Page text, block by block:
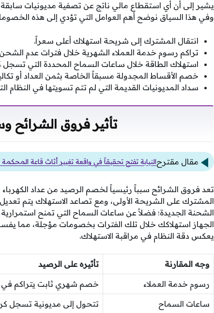
يشير إلى أن أي استقطاع مالي ناتج عن تصفية مديونيات سابقة
وفي هذا السياق نوضح أهم العوامل التي تؤدي إلى هذه
انتقال المشترك إلى شريحة استهلاك أعلى سعراً.
تراكم رسوم خدمة العملاء الشهرية خلال فترات عدم
استهلاك الطاقة خلال ساعات السماح المحددة التي
خصم الأقساط المجدولة مسبقاً الخاصة بثمن العداد أو
سداد المديونيات القديمة التي لم تتم تسويتها في النظام
تأثير فروق الشرائح
مقال مقترحالنيابة تفتح تحقيقاً في واقعة تغيير أثاث قاعة
تعد فروق الشرائح سبباً رئيسياً لخصم الرصيد من عداد الكهرباء
المشترك على الشريحة الأولى، ومع تصاعد الاستهلاك يتم تعديل
الشحنة الجديدة؛ فضلاً عن ساعات السماح التي تمنح
الجهاز استهلاكك خلال تلك الفترات بخصومات مؤجلة، مما
يعكس دقة النظام في مراقبة الاستهلاك.
وجه المقارنة تأثيره على الرصيد
رسوم خدمة العملاء خصم شهري ثابت يتراكم
ساعات السماح تتحول إلى مديونية تسجل